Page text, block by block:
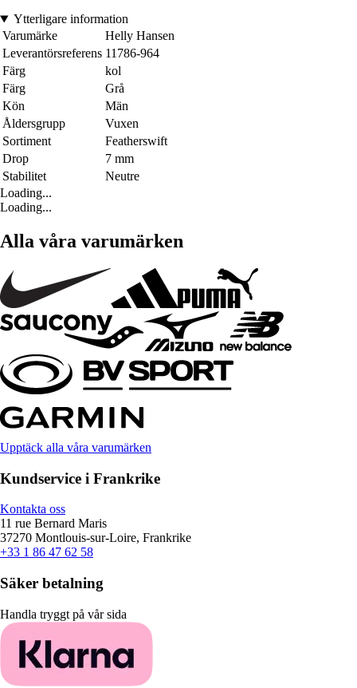
Ytterligare information
Varumärke
Helly Hansen
Leverantörsreferens 11786-964
Färg
kol
Färg
Grå
Kön
Män
Åldersgrupp
Vuxen
Sortiment
Featherswift
Drop
7 mm
Stabilitet
Neutre
Loading...
Loading...
Alla våra varumärken
Upptäck alla våra varumärken
Kundservice i Frankrike
Kontakta oss
11 rue Bernard Maris
37270 Montlouis-sur-Loire, Frankrike
+33 1 86 47 62 58
Säker betalning
Handla tryggt på vår sida